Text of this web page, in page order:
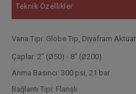
Teknik Özellikler
Vana Tipi: Globe Tip, Diyafram
Çaplar: 2” (Ø50) - 8” (Ø200)
Anma Basıncı: 300 psi, 21 bar
Bağlantı Tipi: Flanşlı